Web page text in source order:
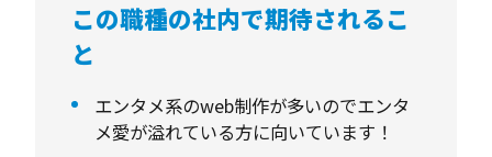
です。
【具体的な業務】
・進行管理・制作指示・外注管理・クライアン
ト対応(打合せなど)
この職種の社内で期待されるこ
と
エンタメ系のweb制作が多いのでエンタ
メ愛が溢れている方に向いています！